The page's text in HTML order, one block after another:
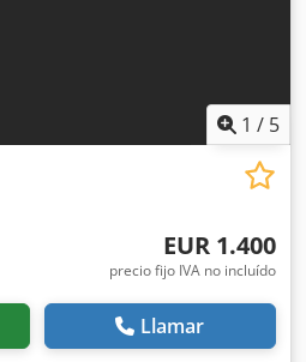
1 / 5
EUR 1.400
precio fijo IVA no incluído
Llamar